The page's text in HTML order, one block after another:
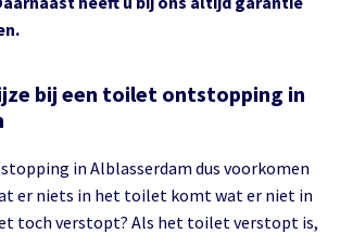
bij een toilet ontstopping in
in Alblasserdam dus voorkomen
er niets in het toilet komt wat er niet in
toch verstopt? Als het toilet verstopt is,